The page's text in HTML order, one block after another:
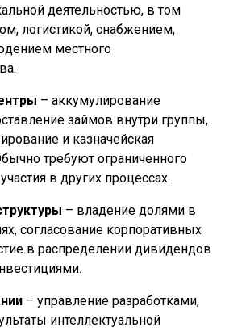
деятельностью, в том
логистикой, снабжением,
местного
– аккумулирование
займов внутри группы,
и казначейская
требуют ограниченного
в других процессах.
– владение долями в
согласование корпоративных
в распределении дивидендов
– управление разработками,
интеллектуальной